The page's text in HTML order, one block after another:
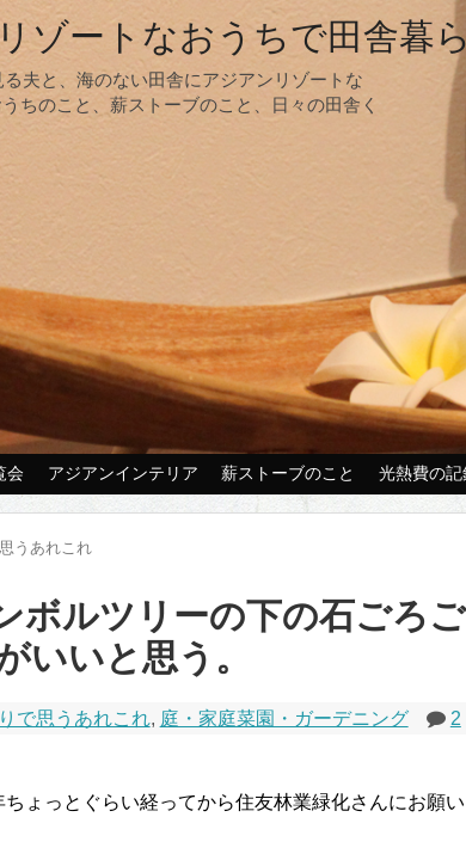
ゾートなおうちで田舎暮
夫と、海のない田舎にアジアンリゾートな
ちのこと、薪ストーブのこと、日々の田舎く
会 アジアンインテリア 薪ストーブのこと 光熱費の記
うあれこれ
ボルツリーの下の石ごろご
いいと思う。
で思うあれこれ, 庭・家庭菜園・ガーデニング 2
ょっとぐらい経ってから住友林業緑化さんにお願い